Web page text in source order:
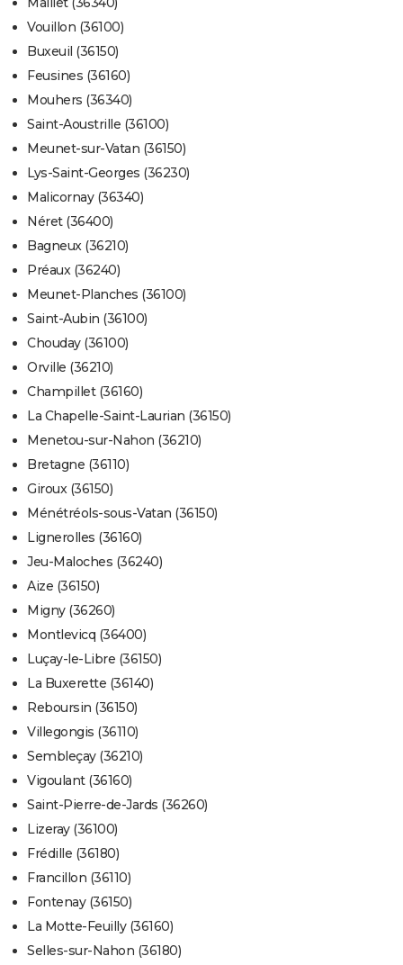
Vouillon (36100)
Buxeuil (36150)
Feusines (36160)
Mouhers (36340)
Saint-Aoustrille (36100)
Meunet-sur-Vatan (36150)
Lys-Saint-Georges (36230)
Malicornay (36340)
Néret (36400)
Bagneux (36210)
Préaux (36240)
Meunet-Planches (36100)
Saint-Aubin (36100)
Chouday (36100)
Orville (36210)
Champillet (36160)
La Chapelle-Saint-Laurian (36150)
Menetou-sur-Nahon (36210)
Bretagne (36110)
Giroux (36150)
Ménétréols-sous-Vatan (36150)
Lignerolles (36160)
Jeu-Maloches (36240)
Aize (36150)
Migny (36260)
Montlevicq (36400)
Luçay-le-Libre (36150)
La Buxerette (36140)
Reboursin (36150)
Villegongis (36110)
Sembleçay (36210)
Vigoulant (36160)
Saint-Pierre-de-Jards (36260)
Lizeray (36100)
Frédille (36180)
Francillon (36110)
Fontenay (36150)
La Motte-Feuilly (36160)
Selles-sur-Nahon (36180)